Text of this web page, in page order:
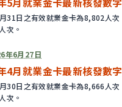
31日之有效就業金卡為8,802人次
次。
年6月27日
4月就業金卡最新核發數字
30日之有效就業金卡為8,666人次
次。